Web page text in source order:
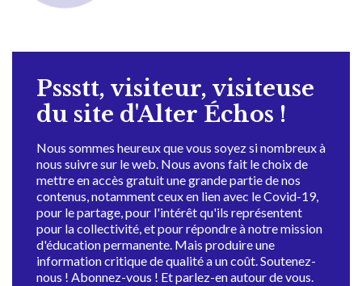
Pssstt, visiteur, visiteuse
du site d'Alter Échos !
Nous sommes heureux que vous soyez si nombreux à
nous suivre sur le web. Nous avons fait le choix de
mettre en accès gratuit une grande partie de nos
contenus, notamment ceux en lien avec le Covid-19,
pour le partage, pour l'intérêt qu'ils représentent
pour la collectivité, et pour répondre à notre mission
d'éducation permanente. Mais produire une
information critique de qualité a un coût. Soutenez-
nous ! Abonnez-vous ! Et parlez-en autour de vous.